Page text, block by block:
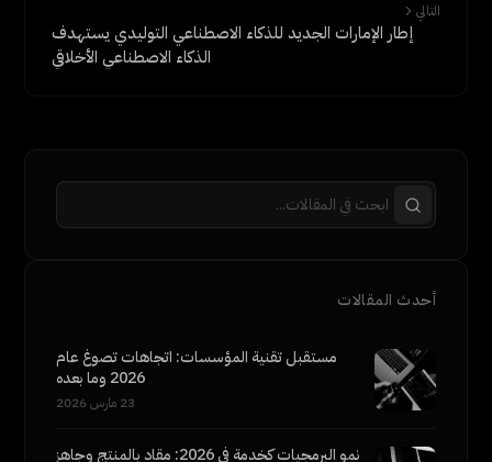
التالي
إطار الإمارات الجديد للذكاء الاصطناعي التوليدي يستهدف
الذكاء الاصطناعي الأخلاقي
أحدث المقالات
مستقبل تقنية المؤسسات: اتجاهات تصوغ عام
2026 وما بعده
23 مارس 2026
نمو البرمجيات كخدمة في 2026: مقاد بالمنتج وجاهز